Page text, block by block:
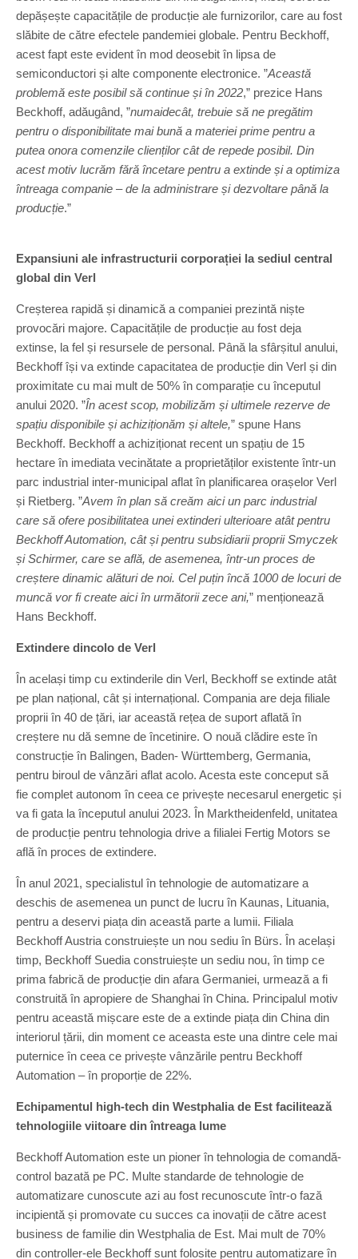
depășește capacitățile de producție ale furnizorilor, care au fost
slăbite de către efectele pandemiei globale. Pentru Beckhoff,
acest fapt este evident în mod deosebit în lipsa de
semiconductori și alte componente electronice. ”Această
problemă este posibil să continue și în 2022,” prezice Hans
Beckhoff, adăugând, ”numaidecât, trebuie să ne pregătim
pentru o disponibilitate mai bună a materiei prime pentru a
putea onora comenzile clienților cât de repede posibil. Din
acest motiv lucrăm fără încetare pentru a extinde și a optimiza
întreaga companie – de la administrare și dezvoltare până la
producție.”
Expansiuni ale infrastructurii corporației la sediul central
global din Verl
Creșterea rapidă și dinamică a companiei prezintă niște
provocări majore. Capacitățile de producție au fost deja
extinse, la fel și resursele de personal. Până la sfârșitul anului,
Beckhoff își va extinde capacitatea de producție din Verl și din
proximitate cu mai mult de 50% în comparație cu începutul
anului 2020. ”În acest scop, mobilizăm și ultimele rezerve de
spațiu disponibile și achiziționăm și altele,” spune Hans
Beckhoff. Beckhoff a achiziționat recent un spațiu de 15
hectare în imediata vecinătate a proprietăților existente într-un
parc industrial inter-municipal aflat în planificarea orașelor Verl
și Rietberg. ”Avem în plan să creăm aici un parc industrial
care să ofere posibilitatea unei extinderi ulterioare atât pentru
Beckhoff Automation, cât și pentru subsidiarii proprii Smyczek
și Schirmer, care se află, de asemenea, într-un proces de
creștere dinamic alături de noi. Cel puțin încă 1000 de locuri de
muncă vor fi create aici în următorii zece ani,” menționează
Hans Beckhoff.
Extindere dincolo de Verl
În același timp cu extinderile din Verl, Beckhoff se extinde atât
pe plan național, cât și internațional. Compania are deja filiale
proprii în 40 de țări, iar această rețea de suport aflată în
creștere nu dă semne de încetinire. O nouă clădire este în
construcție în Balingen, Baden- Württemberg, Germania,
pentru biroul de vânzări aflat acolo. Acesta este conceput să
fie complet autonom în ceea ce privește necesarul energetic și
va fi gata la începutul anului 2023. În Marktheidenfeld, unitatea
de producție pentru tehnologia drive a filialei Fertig Motors se
află în proces de extindere.
În anul 2021, specialistul în tehnologie de automatizare a
deschis de asemenea un punct de lucru în Kaunas, Lituania,
pentru a deservi piața din această parte a lumii. Filiala
Beckhoff Austria construiește un nou sediu în Bürs. În același
timp, Beckhoff Suedia construiește un sediu nou, în timp ce
prima fabrică de producție din afara Germaniei, urmează a fi
construită în apropiere de Shanghai în China. Principalul motiv
pentru această mișcare este de a extinde piața din China din
interiorul țării, din moment ce aceasta este una dintre cele mai
puternice în ceea ce privește vânzările pentru Beckhoff
Automation – în proporție de 22%.
Echipamentul high-tech din Westphalia de Est facilitează
tehnologiile viitoare din întreaga lume
Beckhoff Automation este un pioner în tehnologia de comandă-
control bazată pe PC. Multe standarde de tehnologie de
automatizare cunoscute azi au fost recunoscute într-o fază
incipientă și promovate cu succes ca inovații de către acest
business de familie din Westphalia de Est. Mai mult de 70%
din controller-ele Beckhoff sunt folosite pentru automatizare în